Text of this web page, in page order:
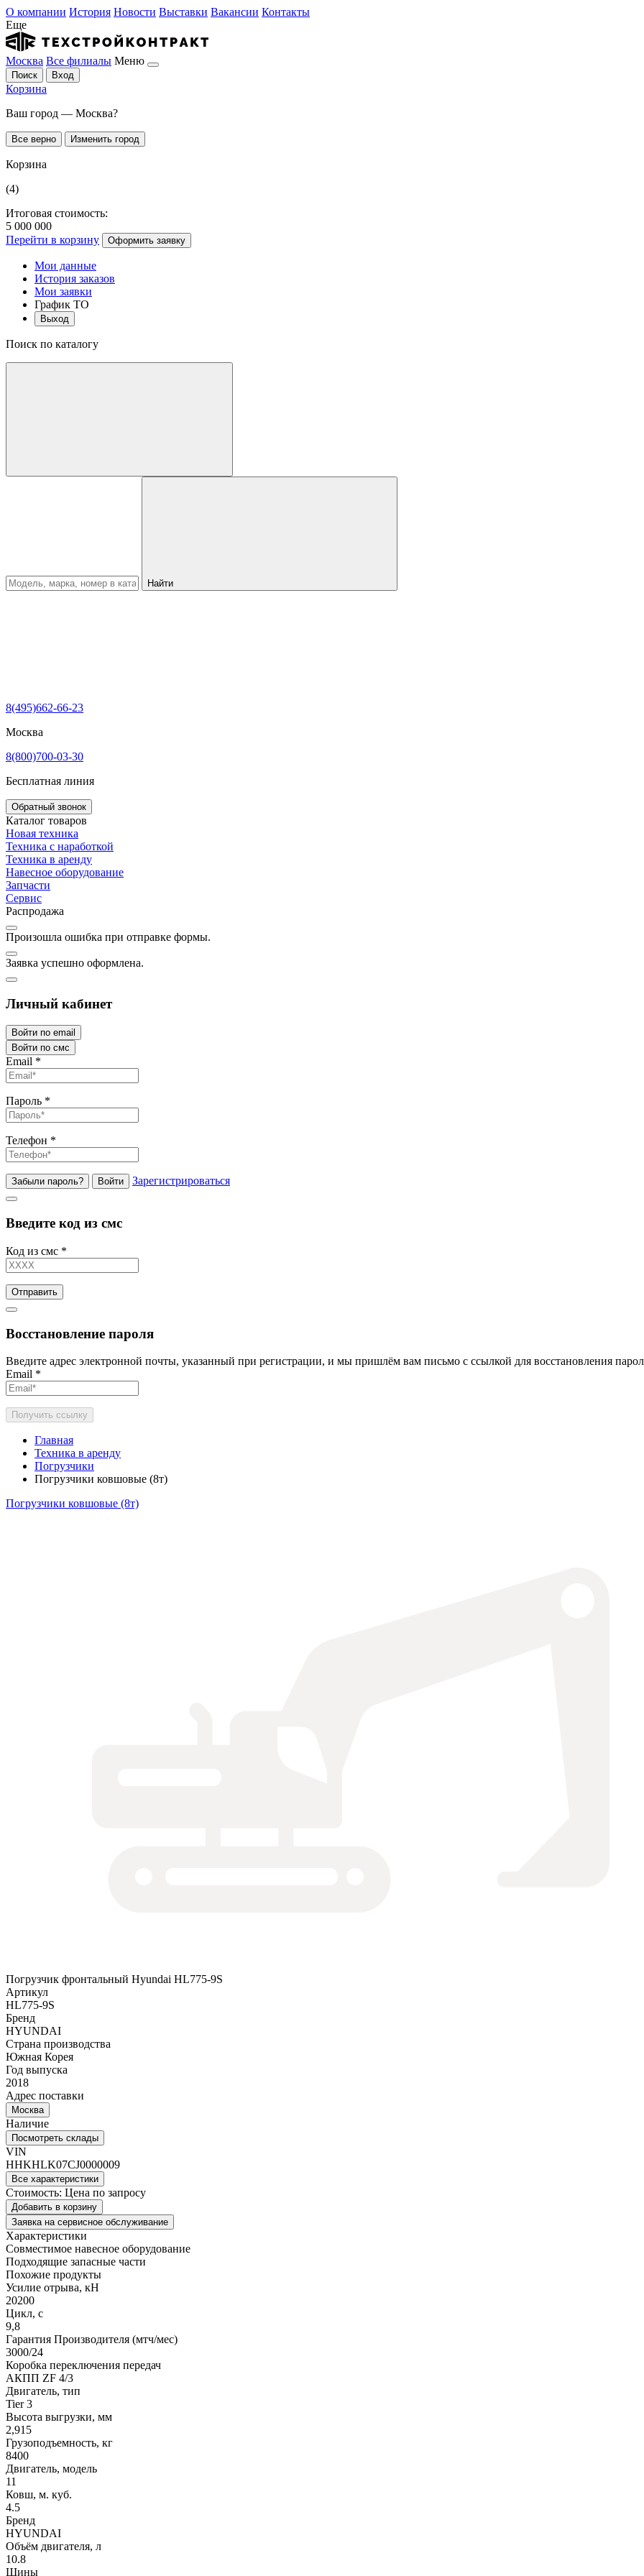
О компании История Новости Выставки Вакансии Контакты
Еще
Москва Все филиалы Меню
Поиск Вход
Корзина
Ваш город — Москва?
Все верно Изменить город
Корзина
(4)
Итоговая стоимость:
5 000 000
Перейти в корзину
Оформить заявку
Мои данные
История заказов
Мои заявки
График ТО
Выход
Поиск по каталогу
Найти
8(495)662-66-23
Москва
8(800)700-03-30
Бесплатная линия
Обратный звонок
Каталог товаров
Новая техника
Техника с наработкой
Техника в аренду
Навесное оборудование
Запчасти
Сервис
Распродажа
Произошла ошибка при отправке формы.
Заявка успешно оформлена.
Личный кабинет
Войти по email
Войти по смс
Email *
Пароль *
Телефон *
Забыли пароль? Войти Зарегистрироваться
Введите код из смс
Код из смс *
Отправить
Восстановление пароля
Введите адрес электронной почты, указанный при регистрации, и мы пришлём вам письмо с ссылкой для восстановления
Email *
Получить ссылку
Главная
Техника в аренду
Погрузчики
Погрузчики ковшовые (8т)
Погрузчики ковшовые (8т)
Погрузчик фронтальный Hyundai HL775-9S
Артикул
HL775-9S
Бренд
HYUNDAI
Страна производства
Южная Корея
Год выпуска
2018
Адрес поставки
Москва
Наличие
Посмотреть склады
VIN
HHKHLK07CJ0000009
Все характеристики
Стоимость: Цена по запросу
Добавить в корзину
Заявка на сервисное обслуживание
Характеристики
Совместимое навесное оборудование
Подходящие запасные части
Похожие продукты
Усилие отрыва, кН
20200
Цикл, с
9,8
Гарантия Производителя (мтч/мес)
3000/24
Коробка переключения передач
АКПП ZF 4/3
Двигатель, тип
Tier 3
Высота выгрузки, мм
2,915
Грузоподъемность, кг
8400
Двигатель, модель
11
Ковш, м. куб.
4.5
Бренд
HYUNDAI
Объём двигателя, л
10.8
Шины